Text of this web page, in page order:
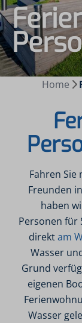
Home
Fahren
Freunden
haben
Personen für
direktam
Wasser
Grund
eigenen
Wasser